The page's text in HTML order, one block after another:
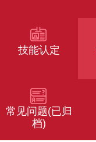
技能认定
常见问题(已归
档)